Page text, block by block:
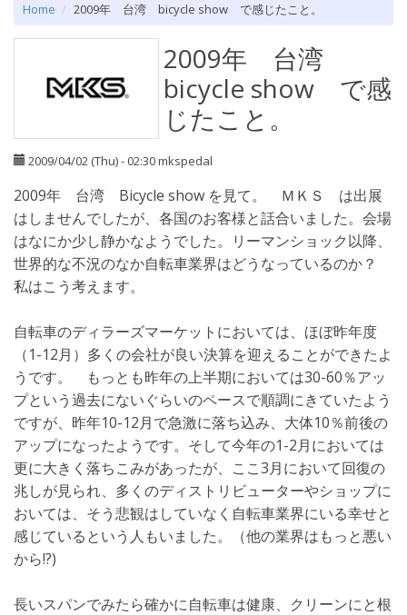
Home 2009年 台湾 bicycle show で感じたこと。
2009年 台湾
bicycle show で感
じたこと。
2009/04/02 (Thu) - 02:30mkspedal
2009年 台湾 Bicycle show を見て。 ＭＫＳ は出展
はしませんでしたが、各国のお客様と話合いました。会場
はなにか少し静かなようでした。リーマンショック以降、
世界的な不況のなか自転車業界はどうなっているのか？
私はこう考えます。
自転車のディラーズマーケットにおいては、ほぼ昨年度
（1-12月）多くの会社が良い決算を迎えることができたよ
うです。 もっとも昨年の上半期においては30-60％アッ
プという過去にないぐらいのペースで順調にきていたよう
ですが、昨年10-12月で急激に落ち込み、大体10％前後の
アップになったようです。そして今年の1-2月においては
更に大きく落ちこみがあったが、ここ3月において回復の
兆しが見られ、多くのディストリビューターやショップに
おいては、そう悲観はしていなく自転車業界にいる幸せと
感じているという人もいました。（他の業界はもっと悪い
から!?)
長いスパンでみたら確かに自転車は健康、クリーンにと根